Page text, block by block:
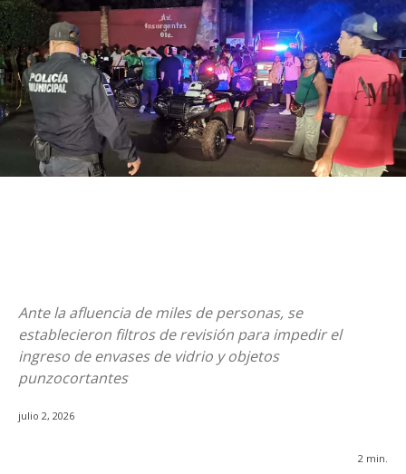
Ante la afluencia de miles de personas, se
establecieron filtros de revisión para impedir el
ingreso de envases de vidrio y objetos
punzocortantes
julio 2, 2026
2 min.